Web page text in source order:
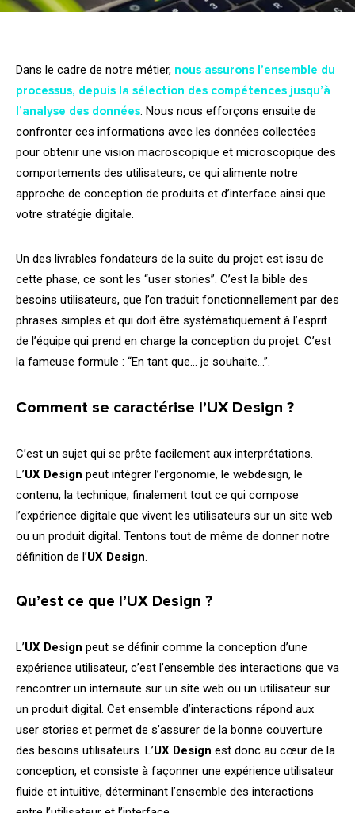
Dans le cadre de notre métier, nous assurons l’ensemble du
processus, depuis la sélection des compétences jusqu’à
l’analyse des données. Nous nous efforçons ensuite de
confronter ces informations avec les données collectées
pour obtenir une vision macroscopique et microscopique des
comportements des utilisateurs, ce qui alimente notre
approche de conception de produits et d’interface ainsi que
votre stratégie digitale.
Un des livrables fondateurs de la suite du projet est issu de
cette phase, ce sont les “user stories”. C’est la bible des
besoins utilisateurs, que l’on traduit fonctionnellement par des
phrases simples et qui doit être systématiquement à l’esprit
de l’équipe qui prend en charge la conception du projet. C’est
la fameuse formule : “En tant que… je souhaite…”.
Comment se caractérise l’UX Design ?
C’est un sujet qui se prête facilement aux interprétations.
L’UX Design peut intégrer l’ergonomie, le webdesign, le
contenu, la technique, finalement tout ce qui compose
l’expérience digitale que vivent les utilisateurs sur un site web
ou un produit digital. Tentons tout de même de donner notre
définition de l’UX Design.
Qu’est ce que l’UX Design ?
L’UX Design peut se définir comme la conception d’une
expérience utilisateur, c’est l’ensemble des interactions que va
rencontrer un internaute sur un site web ou un utilisateur sur
un produit digital. Cet ensemble d’interactions répond aux
user stories et permet de s’assurer de la bonne couverture
des besoins utilisateurs. L’UX Design est donc au cœur de la
conception, et consiste à façonner une expérience utilisateur
fluide et intuitive, déterminant l’ensemble des interactions